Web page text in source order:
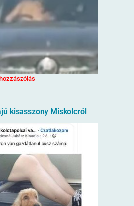
kisasszony Miskolcról